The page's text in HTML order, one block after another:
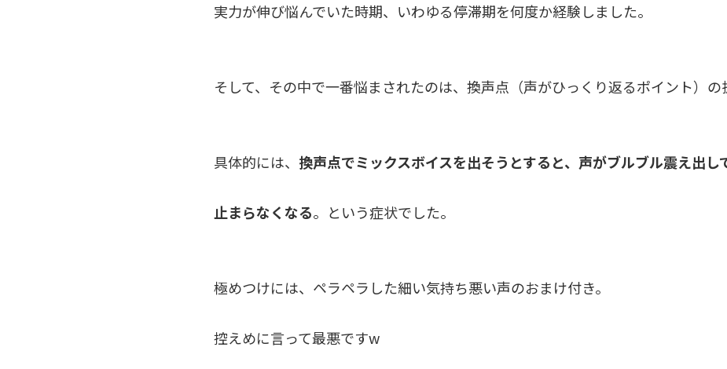
実力が伸び悩んでいた時期、いわゆる停滞期を何度か経験しました。
そして、その中で一番悩まされたのは、換声点（声がひっくり返るポイント）の
具体的には、 換声点でミックスボイスを出そうとすると、声がブルブル震え出し
止まらなくなる。という症状でした。
極めつけには、ペラペラした細い気持ち悪い声のおまけ付き。
控えめに言って最悪ですw